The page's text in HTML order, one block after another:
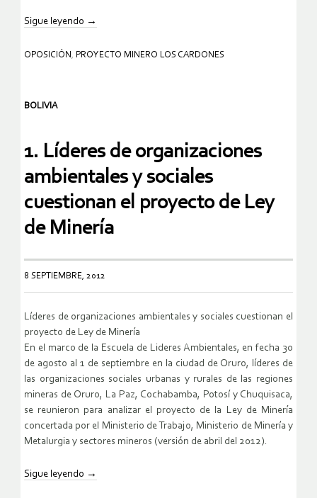
Sigue leyendo →
OPOSICIÓN , PROYECTO MINERO LOS CARDONES
BOLIVIA
1. Líderes de organizaciones
ambientales y sociales
cuestionan el proyecto de Ley
de Minería
8 SEPTIEMBRE, 2012
Líderes de organizaciones ambientales y sociales cuestionan el
proyecto de Ley de Minería
En el marco de la Escuela de Lideres Ambientales, en fecha 30
de agosto al 1 de septiembre en la ciudad de Oruro, líderes de
las organizaciones sociales urbanas y rurales de las regiones
mineras de Oruro, La Paz, Cochabamba, Potosí y Chuquisaca,
se reunieron para analizar el proyecto de la Ley de Minería
concertada por el Ministerio de Trabajo, Ministerio de Minería y
Metalurgia y sectores mineros (versión de abril del 2012).
Sigue leyendo →